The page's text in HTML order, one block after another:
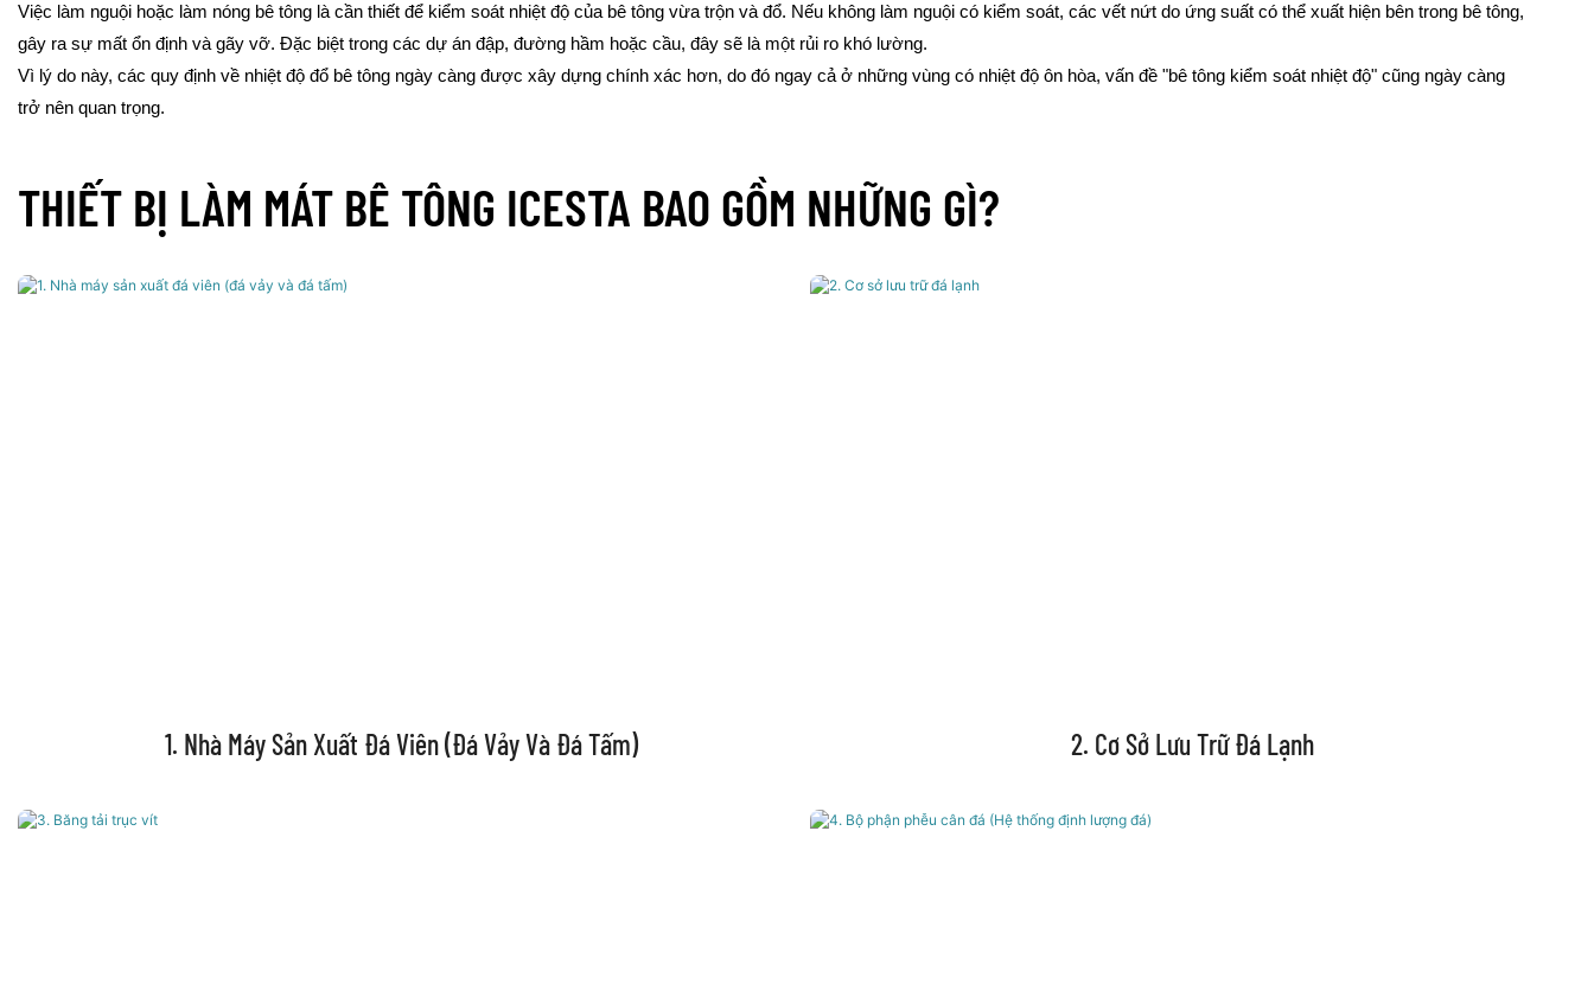
Việc làm nguội hoặc làm nóng bê tông là cần thiết để kiểm soát nhiệt độ của bê tông vừa trộn và đổ. Nếu không làm nguội có kiểm soát, các vết nứt do ứng suất có thể xuất hiện bên trong bê tông,
gây ra sự mất ổn định và gãy vỡ. Đặc biệt trong các dự án đập, đường hầm hoặc cầu, đây sẽ là một rủi ro khó lường.
Vì lý do này, các quy định về nhiệt độ đổ bê tông ngày càng được xây dựng chính xác hơn, do đó ngay cả ở những vùng có nhiệt độ ôn hòa, vấn đề "bê tông kiểm soát nhiệt độ" cũng ngày càng
trở nên quan trọng.
THIẾT BỊ LÀM MÁT BÊ TÔNG ICESTA BAO GỒM NHỮNG GÌ?
1. Nhà Máy Sản Xuất Đá Viên (đá Vảy Và Đá Tấm) 2. Cơ Sở Lưu Trữ Đá Lạnh